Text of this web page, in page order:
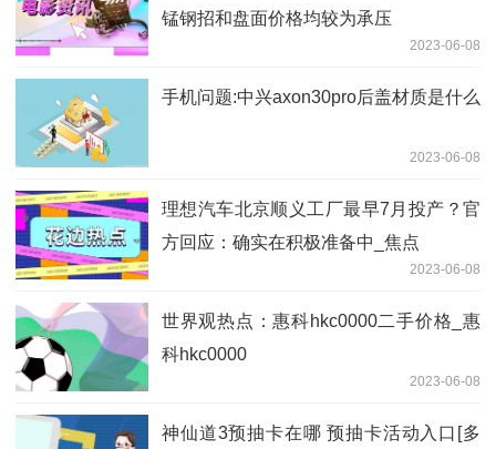
锰钢招和盘面价格均较为承压
2023-06-08
手机问题:中兴axon30pro后盖材质是什么
2023-06-08
理想汽车北京顺义工厂最早7月投产？官
方回应：确实在积极准备中_焦点
2023-06-08
世界观热点：惠科hkc0000二手价格_惠
科hkc0000
2023-06-08
神仙道3预抽卡在哪 预抽卡活动入口[多